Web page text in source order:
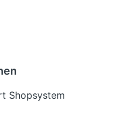
Shopsystem